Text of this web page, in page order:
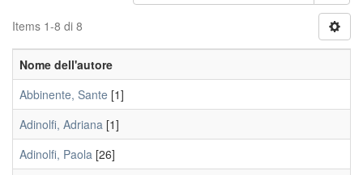
Items 1-8 di 8
Nome dell'autore
Abbinente, Sante [1]
Adinolfi, Adriana [1]
Adinolfi, Paola [26]